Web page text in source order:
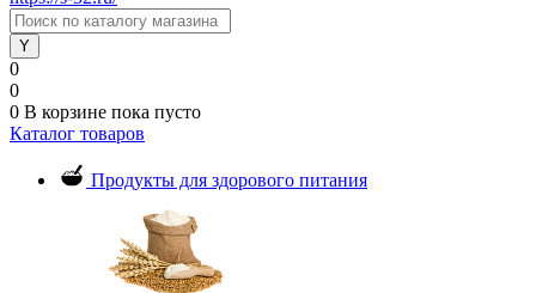
0
0
0 В корзине пока пусто
Каталог товаров
Продукты для здорового питания